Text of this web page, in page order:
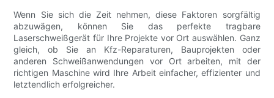
Wenn Sie sich die Zeit nehmen, diese Faktoren sorgfältig
abzuwägen, können Sie das perfekte tragbare
Laserschweißgerät für Ihre Projekte vor Ort auswählen. Ganz
gleich, ob Sie an Kfz-Reparaturen, Bauprojekten oder
anderen Schweißanwendungen vor Ort arbeiten, mit der
richtigen Maschine wird Ihre Arbeit einfacher, effizienter und
letztendlich erfolgreicher.